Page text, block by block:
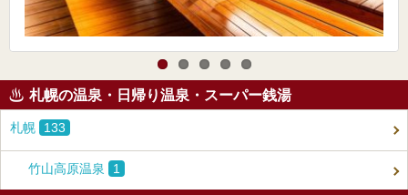
札幌の温泉・日帰り温泉・スーパー銭湯
札幌 133
竹山高原温泉 1